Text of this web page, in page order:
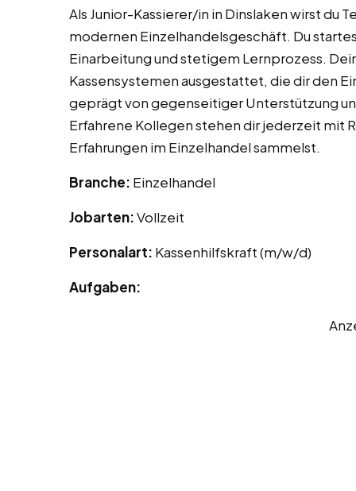
Als Junior-Kassierer/in in Dinslaken wirst du
modernen Einzelhandelsgeschäft. Du
Einarbeitung und stetigem Lernprozess.
Kassensystemen ausgestattet, die dir den
geprägt von gegenseitiger Unterstützung
Erfahrene Kollegen stehen dir jederzeit mit
Erfahrungen im Einzelhandel sammelst.
Branche: Einzelhandel
Jobarten:Vollzeit
Personalart: Kassenhilfskraft (m/w/d)
Aufgaben: